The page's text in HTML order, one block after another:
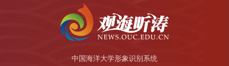
中国海洋大学形象识别系统